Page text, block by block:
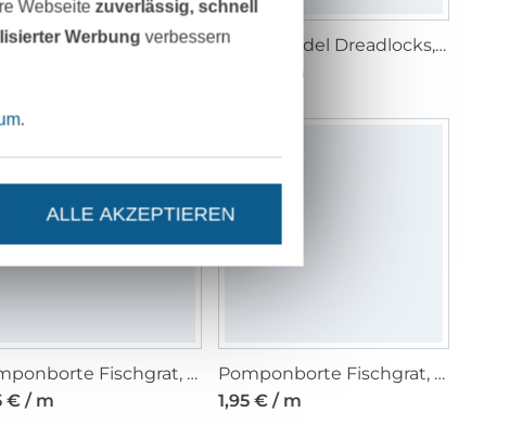
Pomponborte klein, helltaupe
Perlenkordel Dreadlocks, multicolor
3,95 € / m
Pomponborte Fischgrat, fuchsia
€ / m
Pomponborte Fischgrat, aqua
1,95 € / m
Webseitezuverlässig, schnell
Werbung verbessern
.
ALLE AKZEPTIEREN